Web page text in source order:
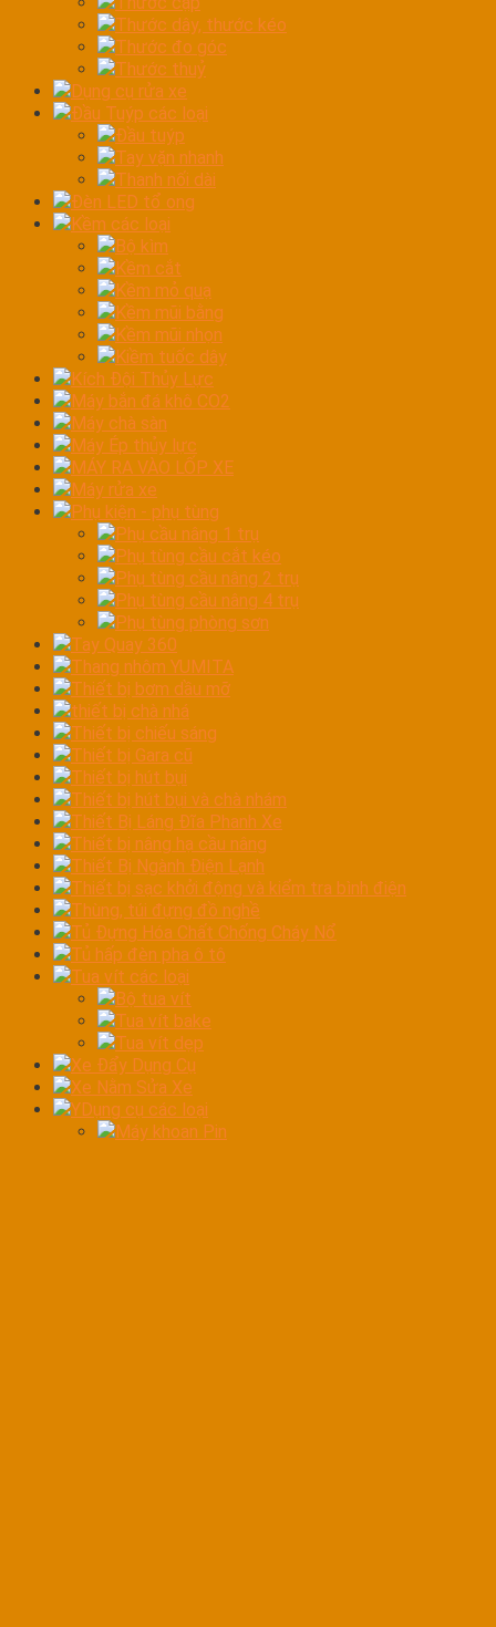
Thước dây, thước kéo
Thước đo góc
Thước thuỷ
Dụng cụ rửa xe
Đầu Tuýp các loại
Đầu tuýp
Tay vặn nhanh
Thanh nối dài
Đèn LED tổ ong
Kềm các loại
Bộ kìm
Kềm cắt
Kềm mỏ quạ
Kềm mũi bằng
Kềm mũi nhọn
Kiềm tuốc dây
Kích Đội Thủy Lực
Máy bắn đá khô CO2
Máy chà sàn
Máy Ép thủy lực
MÁY RA VÀO LỐP XE
Máy rửa xe
Phụ kiện - phụ tùng
Phụ cầu nâng 1 trụ
Phụ tùng cầu cắt kéo
Phụ tùng cầu nâng 2 trụ
Phụ tùng cầu nâng 4 trụ
Phụ tùng phòng sơn
Tay Quay 360
Thang nhôm YUMITA
Thiết bị bơm dầu mỡ
thiết bị chà nhá
Thiết bị chiếu sáng
Thiết bị Gara cũ
Thiết bị hút bụi
Thiết bị hút bụi và chà nhám
Thiết Bị Láng Đĩa Phanh Xe
Thiết bị nâng hạ cầu nâng
Thiết Bị Ngành Điện Lạnh
Thiết bị sạc khởi động và kiểm tra bình điện
Thùng, túi đựng đồ nghề
Tủ Đựng Hóa Chất Chống Cháy Nổ
Tủ hấp đèn pha ô tô
Tua vít các loại
Bộ tua vít
Tua vít bake
Tua vít dẹp
Xe Đẩy Dụng Cụ
Xe Nằm Sửa Xe
YDụng cụ các loại
Máy khoan Pin